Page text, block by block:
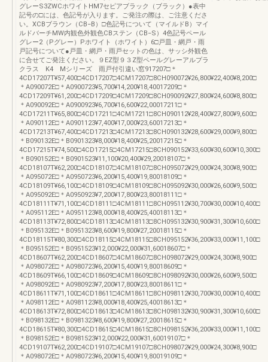
グレーS3ZWCホワイトHM7セピアブラック（ブラック）●表中
記号の□には、色記号が入ります。ご発注の際は、ご注意くださ
い。XCBブラウン（CB−B）□色記号について（マイルドB）マイ
ルドバーチMW内観色外観色CBステン（CB−S）4色記号ペール
グレー2（Pグレー）Pホワイト（ホワイト）6□戸皿・網戸・雨
戸記号について●戸皿・網戸・雨戸セットの色は、サッシ外観色
に合せてご発注ください。９EZ型９３Z型ペールグレーアルプラ
クラス K4 Mシリーズ 雨戸付引違い窓917207□＊
4CD17207T¥57,400□4CD17207□4CM17207□8CH090072¥26,800¥22,400¥8,200□
＊A090072E□＊A0900723¥5,700¥14,200¥18,40017209□＊
4CD17209T¥61,200□4CD17209□4CM17209□8CH090092¥27,800¥24,600¥8,800□
＊A090092E□＊A0900923¥6,700¥16,600¥22,00017211□＊
4CD17211T¥65,800□4CD17211□4CM17211□8CH090112¥28,400¥27,800¥9,600□
＊A090112E□＊A0901123¥7,400¥17,000¥23,60017213□＊
4CD17213T¥67,400□4CD17213□4CM17213□8CH090132¥28,600¥29,000¥9,800□
＊B090132E□＊B0901323¥8,000¥18,400¥25,20017215□＊
4CD17215T¥74,500□4CD17215□4CM17215□8CH090152¥33,600¥30,600¥10,300□
＊B090152E□＊B0901523¥11,100¥20,400¥29,20018107□＊
4CD18107T¥62,200□4CD18107□4CM18107□8CH095072¥29,000¥24,300¥8,900□
＊A095072E□＊A0950723¥6,200¥15,400¥19,80018109□＊
4CD18109T¥66,100□4CD18109□4CM18109□8CH095092¥30,000¥26,600¥9,500□
＊A095092E□＊A0950923¥7,200¥17,800¥23,80018111□＊
4CD18111T¥71,100□4CD18111□4CM18111□8CH095112¥30,700¥30,000¥10,400□
＊A095112E□＊A0951123¥8,000¥18,400¥25,40018113□＊
4CD18113T¥72,800□4CD18113□4CM18113□8CH095132¥30,900¥31,300¥10,600□
＊B095132E□＊B0951323¥8,600¥19,800¥27,20018115□＊
4CD18115T¥80,300□4CD18115□4CM18115□8CH095152¥36,200¥33,000¥11,100□
＊B095152E□＊B0951523¥12,000¥22,000¥31,60018607□＊
4CD18607T¥62,200□4CD18607□4CM18607□8CH098072¥29,000¥24,300¥8,900□
＊A098072E□＊A0980723¥6,200¥15,400¥19,80018609□＊
4CD18609T¥66,100□4CD18609□4CM18609□8CH098092¥30,000¥26,600¥9,500□
＊A098092E□＊A0980923¥7,200¥17,800¥23,80018611□＊
4CD18611T¥71,100□4CD18611□4CM18611□8CH098112¥30,700¥30,000¥10,400□
＊A098112E□＊A0981123¥8,000¥18,400¥25,40018613□＊
4CD18613T¥72,800□4CD18613□4CM18613□8CH098132¥30,900¥31,300¥10,600□
＊B098132E□＊B0981323¥8,600¥19,800¥27,20018615□＊
4CD18615T¥80,300□4CD18615□4CM18615□8CH098152¥36,200¥33,000¥11,100□
＊B098152E□＊B0981523¥12,000¥22,000¥31,60019107□＊
4CD19107T¥62,200□4CD19107□4CM19107□8CH098072¥29,000¥24,300¥8,900□
＊A098072E□＊A0980723¥6,200¥15,400¥19,80019109□＊